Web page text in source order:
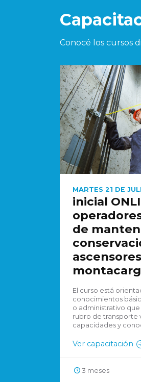
Conocé los cursos
MARTES 21 DE
inicial
de
El curso está
conocimientos
o administrativo que
rubro de transporte
capacidades y
Ver capacitación
3 meses